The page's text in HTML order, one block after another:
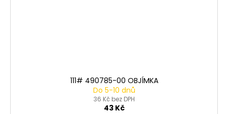
111# 490785-00 OBJÍMKA
Do 5-10 dnů
36 Kč bez DPH
43 Kč